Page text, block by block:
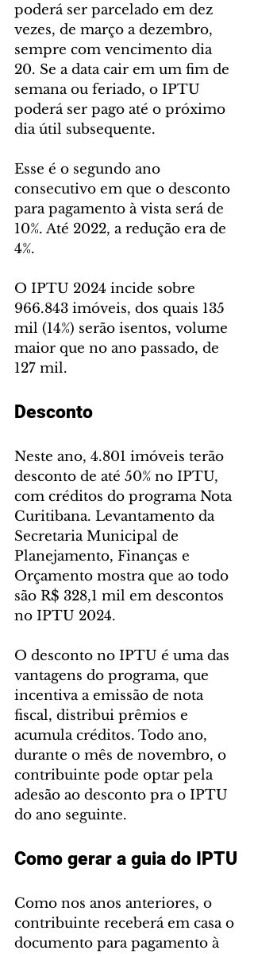
poderá ser parcelado em dez
vezes, de março a dezembro,
sempre com vencimento dia
20. Se a data cair em um fim de
semana ou feriado, o IPTU
poderá ser pago até o próximo
dia útil subsequente.
Esse é o segundo ano
consecutivo em que o desconto
para pagamento à vista será de
10%. Até 2022, a redução era de
4%.
O IPTU 2024 incide sobre
966.843 imóveis, dos quais 135
mil (14%) serão isentos, volume
maior que no ano passado, de
127 mil.
Desconto
Neste ano, 4.801 imóveis terão
desconto de até 50% no IPTU,
com créditos do programa Nota
Curitibana. Levantamento da
Secretaria Municipal de
Planejamento, Finanças e
Orçamento mostra que ao todo
são R$ 328,1 mil em descontos
no IPTU 2024.
O desconto no IPTU é uma das
vantagens do programa, que
incentiva a emissão de nota
fiscal, distribui prêmios e
acumula créditos. Todo ano,
durante o mês de novembro, o
contribuinte pode optar pela
adesão ao desconto pra o IPTU
do ano seguinte.
Como gerar a guia do IPTU
Como nos anos anteriores, o
contribuinte receberá em casa o
documento para pagamento à